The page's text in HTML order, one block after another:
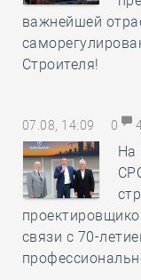
важнейшей
Строителя!
07.08, 14:09 0
На
связи с 70-